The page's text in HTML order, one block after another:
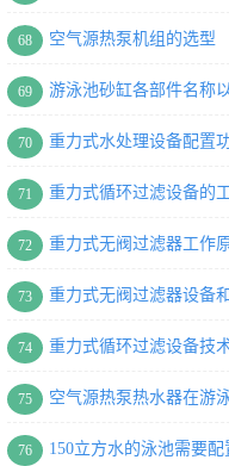
68 空气源热泵机组的选型
69 游泳池砂缸各部件名称
70 重力式水处理设备配置
71 重力式循环过滤设备的
72 重力式无阀过滤器工作
73 重力式无阀过滤器设备
74 重力式循环过滤设备技
75 空气源热泵热水器在游
76 150立方水的泳池需要